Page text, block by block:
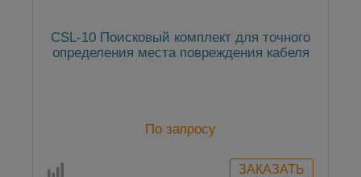
CSL-10 Поисковый комплект для точного
определения места повреждения кабеля
По запросу